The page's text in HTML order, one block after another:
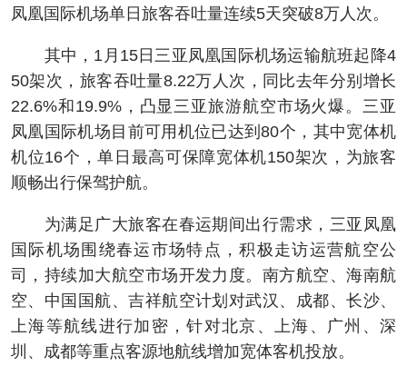
凤凰国际机场单日旅客吞吐量连续5天突破8万人次。
其中，1月15日三亚凤凰国际机场运输航班起降4
50架次，旅客吞吐量8.22万人次，同比去年分别增长
22.6%和19.9%，凸显三亚旅游航空市场火爆。三亚
凤凰国际机场目前可用机位已达到80个，其中宽体机
机位16个，单日最高可保障宽体机150架次，为旅客
顺畅出行保驾护航。
为满足广大旅客在春运期间出行需求，三亚凤凰
国际机场围绕春运市场特点，积极走访运营航空公
司，持续加大航空市场开发力度。南方航空、海南航
空、中国国航、吉祥航空计划对武汉、成都、长沙、
上海等航线进行加密，针对北京、上海、广州、深
圳、成都等重点客源地航线增加宽体客机投放。